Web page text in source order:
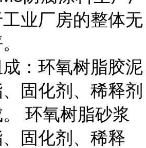
业厂房的整体无
：环氧树脂胶泥
固化剂、稀释剂
环氧树脂砂浆
固化剂、稀释